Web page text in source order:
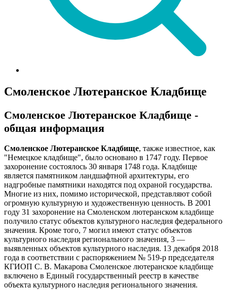
Смоленское Лютеранское Кладбище
Смоленское Лютеранское Кладбище -
общая информация
Смоленское Лютеранское Кладбище, также известное, как
"Немецкое кладбище", было основано в 1747 году. Первое
захоронение состоялось 30 января 1748 года. Кладбище
является памятником ландшафтной архитектуры, его
надгробные памятники находятся под охраной государства.
Многие из них, помимо исторической, представляют собой
огромную культурную и художественную ценность. В 2001
году 31 захоронение на Смоленском лютеранском кладбище
получило статус объектов культурного наследия федерального
значения. Кроме того, 7 могил имеют статус объектов
культурного наследия регионального значения, 3 —
выявленных объектов культурного наследия. 13 декабря 2018
года в соответствии с распоряжением № 519-р председателя
КГИОП С. В. Макарова Смоленское лютеранское кладбище
включено в Единый государственный реестр в качестве
объекта культурного наследия регионального значения.